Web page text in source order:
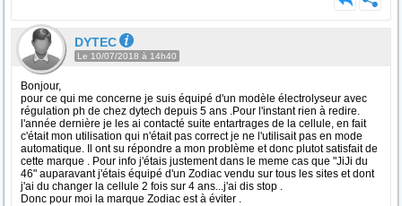
DYTEC
Le 10/07/2018 à 14h40
Bonjour,
pour ce qui me concerne je suis équipé d'un modèle électrolyseur avec
régulation ph de chez dytech depuis 5 ans .Pour l'instant rien à redire.
l'année dernière je les ai contacté suite entartrages de la cellule, en fait
c'était mon utilisation qui n'était pas correct je ne l'utilisait pas en mode
automatique. Il ont su répondre a mon problème et donc plutot satisfait de
cette marque . Pour info j'étais justement dans le meme cas que "JiJi du
46" auparavant j'étais équipé d'un Zodiac vendu sur tous les sites et dont
j'ai du changer la cellule 2 fois sur 4 ans...j'ai dis stop .
Donc pour moi la marque Zodiac est à éviter .